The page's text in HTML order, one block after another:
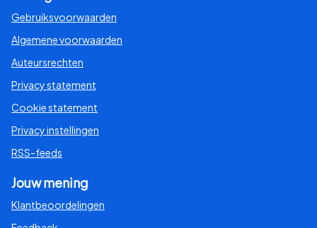
Gebruiksvoorwaarden
Algemene voorwaarden
Auteursrechten
Privacy statement
Cookie statement
Privacy instellingen
RSS-feeds
Jouw mening
Klantbeoordelingen